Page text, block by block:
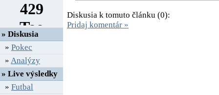
» Diskusia
» Pokec
» Analýzy
» Live výsledky
» Futbal
Diskusia k tomuto článku (0):
Pridaj komentár »